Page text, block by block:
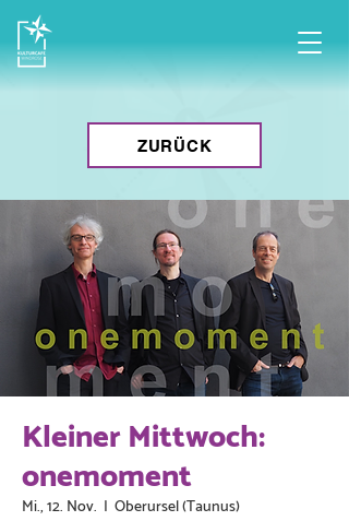
ZURÜCK
Kleiner Mittwoch:
onemoment
Mi., 12. Nov.
  |
Oberursel (Taunus)